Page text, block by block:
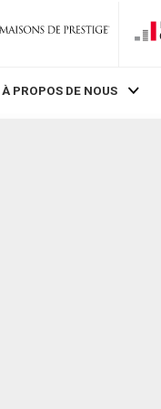
À PROPOS DE NOUS